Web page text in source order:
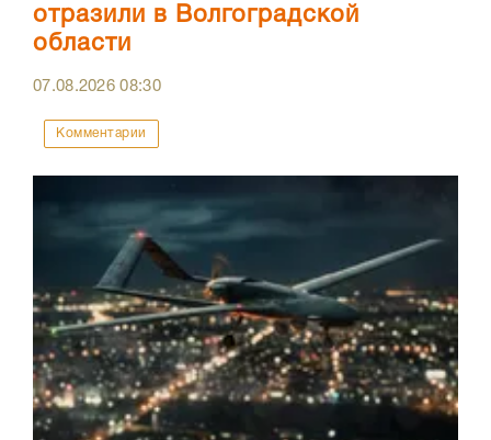
отразили в Волгоградской
области
07.08.202608:30
Комментарии